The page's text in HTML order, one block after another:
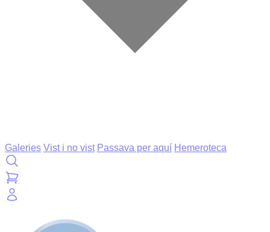
Galeries Vist i no vist Passava per aquí Hemeroteca